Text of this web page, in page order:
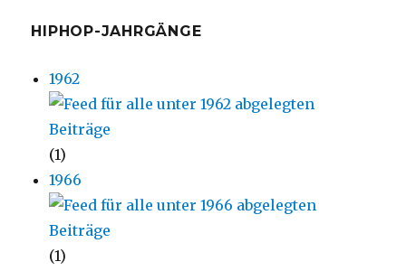
HIPHOP-JAHRGÄNGE
1962
(1)
1966
(1)